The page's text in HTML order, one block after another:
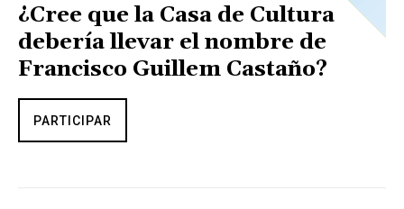
¿Cree que la Casa de Cultura
debería llevar el nombre de
Francisco Guillem Castaño?
PARTICIPAR